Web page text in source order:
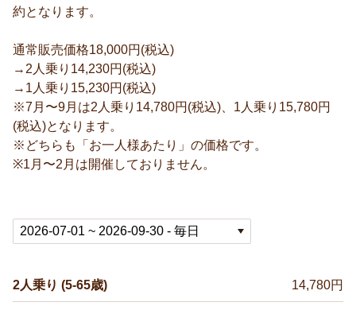
約となります。
通常販売価格18,000円(税込)
→2人乗り14,230円(税込)
→1人乗り15,230円(税込)
※7月〜9月は2人乗り14,780円(税込)、1人乗り15,780円
(税込)となります。
※どちらも「お一人様あたり」の価格です。
※1月〜2月は開催しておりません。
2人乗り (5-65歳) 14,780円